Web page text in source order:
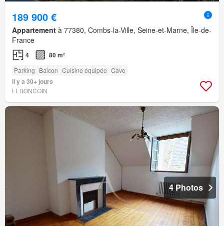
189 900 €
Appartement à 77380, Combs-la-Ville, Seine-et-Marne, Île-de-
France
4 80 m²
Parking Balcon Cuisine équipée Cave
Il y a 30+ jours
LEBONCOIN
4 Photos